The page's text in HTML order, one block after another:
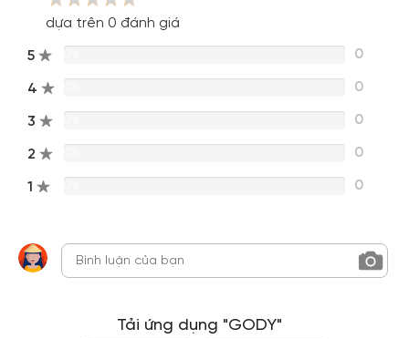
dựa trên 0 đánh giá
5 0
4 0
3 0
2 0
1 0
Tải ứng dụng "GODY"